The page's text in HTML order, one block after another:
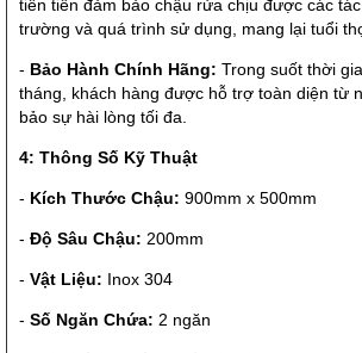
tiên tiến đảm bảo chậu rửa chịu được các
trường và quá trình sử dụng, mang lại tuổi
- Bảo Hành Chính Hãng: Trong suốt thời
tháng, khách hàng được hỗ trợ toàn diện từ
bảo sự hài lòng tối đa.
4: Thông Số Kỹ Thuật
- Kích Thước Chậu: 900mm x 500mm
- Độ Sâu Chậu: 200mm
- Vật Liệu: Inox 304
- Số Ngăn Chứa: 2 ngăn